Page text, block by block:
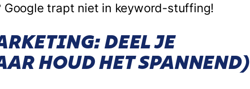
Google trapt niet in keyword-stuffing!
DEEL JE
HOUD HET SPANNEND)